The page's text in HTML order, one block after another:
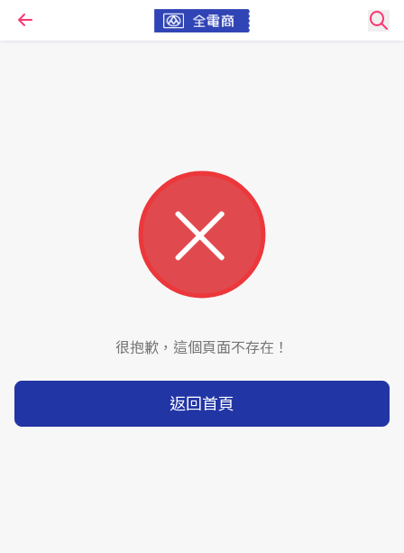
很抱歉，這個頁面不存在！
返回首頁